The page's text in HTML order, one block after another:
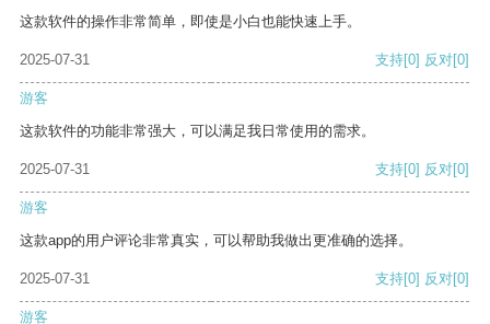
这款软件的操作非常简单，即使是小白也能快速上手。
2025-07-31 支持[0] 反对[0]
游客
这款软件的功能非常强大，可以满足我日常使用的需求。
2025-07-31 支持[0] 反对[0]
游客
这款app的用户评论非常真实，可以帮助我做出更准确的选择。
2025-07-31 支持[0] 反对[0]
游客